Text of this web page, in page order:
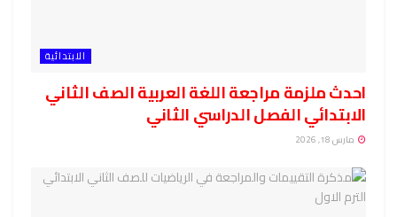
الابتدائية
احدث ملزمة مراجعة اللغة العربية الصف الثاني
الابتدائي الفصل الدراسي الثاني
مارس 18, 2026